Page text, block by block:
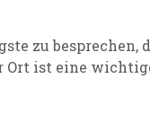
zu besprechen,
Ort ist eine